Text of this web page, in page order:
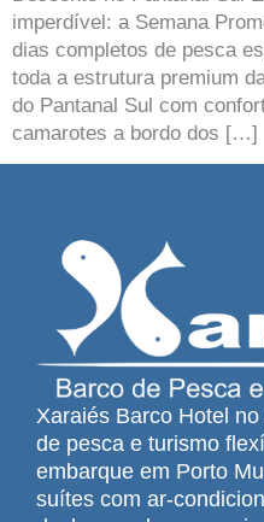
imperdível: a Semana
dias completos de pesca
toda a estrutura premium
do Pantanal Sul com
camarotes a bordo dos […]
Xaraiés Barco Hotel
de pesca e turismo
embarque em Porto
suítes com ar-